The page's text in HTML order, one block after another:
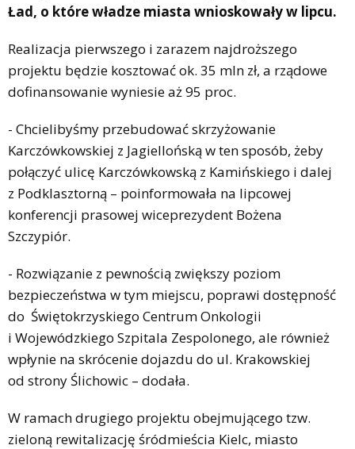
Ład, o które władze miasta wnioskowały w lipcu.
Realizacja pierwszego i zarazem najdroższego
projektu będzie kosztować ok. 35 mln zł, a rządowe
dofinansowanie wyniesie aż 95 proc.
- Chcielibyśmy przebudować skrzyżowanie
Karczówkowskiej z Jagiellońską w ten sposób, żeby
połączyć ulicę Karczówkowską z Kamińskiego i dalej
z Podklasztorną – poinformowała na lipcowej
konferencji prasowej wiceprezydent Bożena
Szczypiór.
- Rozwiązanie z pewnością zwiększy poziom
bezpieczeństwa w tym miejscu, poprawi dostępność
do Świętokrzyskiego Centrum Onkologii
i Wojewódzkiego Szpitala Zespolonego, ale również
wpłynie na skrócenie dojazdu do ul. Krakowskiej
od strony Ślichowic – dodała.
W ramach drugiego projektu obejmującego tzw.
zieloną rewitalizację śródmieścia Kielc, miasto